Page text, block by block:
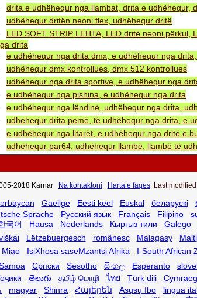
drita e udhëhequr nga llambat, drita e udhëhequr,
udhëhequr dritën neoni flex, udhëhequr dritë
LED SOFT STRIP LEHTA, LED dritë neoni
drita
e udhëhequr nga drita dmx, e udhëhequr nga
udhëhequr dmx kontrollues, dmx 512 kontrollues
udhëhequr nga drita sportive, e udhëhequr nga
e udhëhequr nga pishina, e udhëhequr nga drita
e udhëhequr nga lëndinë, udhëhequr nga drita,
udhëhequr drita pemë, të udhëhequr nga drita, e
e udhëhequr nga litarët, e udhëhequr nga dritë e
udhëhequr par64, udhëhequr llambë, llambë të
2018 Karnar Na kontaktoni Harta e faqes Last
Gaeilge Eesti keel Euskal беларускі
Sprache Русский язык Français Filipino
국어 Hausa Nederlands Кыргыз тили Galego
Lëtzebuergesch românesc Malagasy Malti
Miao IsiXhosa saseMzantsi Afrika I-South African
Српски Sesotho සිංහල Esperanto
తెలుగు தமிழ் மொழி ไทย Türk dili Cymraeg
magyar Shinra Հայերեն Asụsụ Ibo lingua